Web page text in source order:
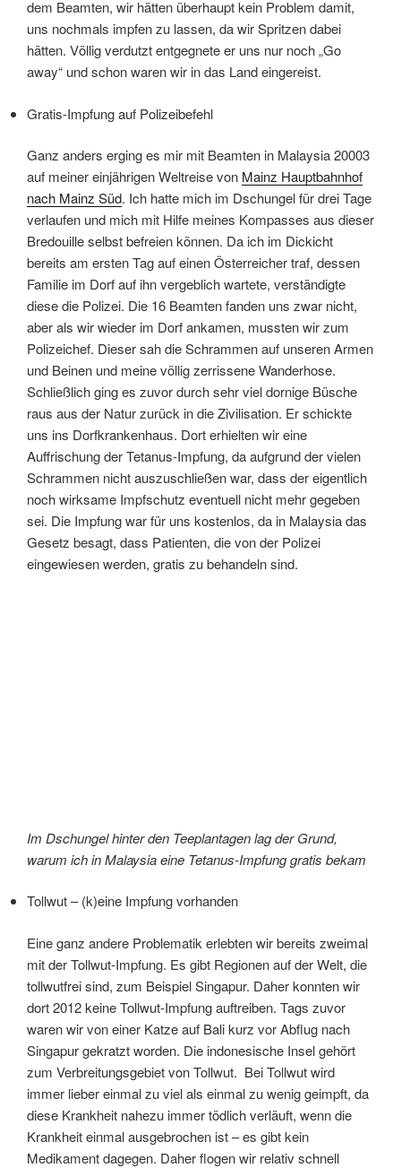
dem Beamten, wir hätten überhaupt kein Problem damit,
uns nochmals impfen zu lassen, da wir Spritzen dabei
hätten. Völlig verdutzt entgegnete er uns nur noch „Go
away“ und schon waren wir in das Land eingereist.
Gratis-Impfung auf Polizeibefehl
Ganz anders erging es mir mit Beamten in Malaysia 20003
auf meiner einjährigen Weltreise von Mainz Hauptbahnhof
nach Mainz Süd. Ich hatte mich im Dschungel für drei Tage
verlaufen und mich mit Hilfe meines Kompasses aus dieser
Bredouille selbst befreien können. Da ich im Dickicht
bereits am ersten Tag auf einen Österreicher traf, dessen
Familie im Dorf auf ihn vergeblich wartete, verständigte
diese die Polizei. Die 16 Beamten fanden uns zwar nicht,
aber als wir wieder im Dorf ankamen, mussten wir zum
Polizeichef. Dieser sah die Schrammen auf unseren Armen
und Beinen und meine völlig zerrissene Wanderhose.
Schließlich ging es zuvor durch sehr viel dornige Büsche
raus aus der Natur zurück in die Zivilisation. Er schickte
uns ins Dorfkrankenhaus. Dort erhielten wir eine
Auffrischung der Tetanus-Impfung, da aufgrund der vielen
Schrammen nicht auszuschließen war, dass der eigentlich
noch wirksame Impfschutz eventuell nicht mehr gegeben
sei. Die Impfung war für uns kostenlos, da in Malaysia das
Gesetz besagt, dass Patienten, die von der Polizei
eingewiesen werden, gratis zu behandeln sind.
Im Dschungel hinter den Teeplantagen lag der Grund,
warum ich in Malaysia eine Tetanus-Impfung gratis bekam
Tollwut – (k)eine Impfung vorhanden
Eine ganz andere Problematik erlebten wir bereits zweimal
mit der Tollwut-Impfung. Es gibt Regionen auf der Welt, die
tollwutfrei sind, zum Beispiel Singapur. Daher konnten wir
dort 2012 keine Tollwut-Impfung auftreiben. Tags zuvor
waren wir von einer Katze auf Bali kurz vor Abflug nach
Singapur gekratzt worden. Die indonesische Insel gehört
zum Verbreitungsgebiet von Tollwut. Bei Tollwut wird
immer lieber einmal zu viel als einmal zu wenig geimpft, da
diese Krankheit nahezu immer tödlich verläuft, wenn die
Krankheit einmal ausgebrochen ist – es gibt kein
Medikament dagegen. Daher flogen wir relativ schnell